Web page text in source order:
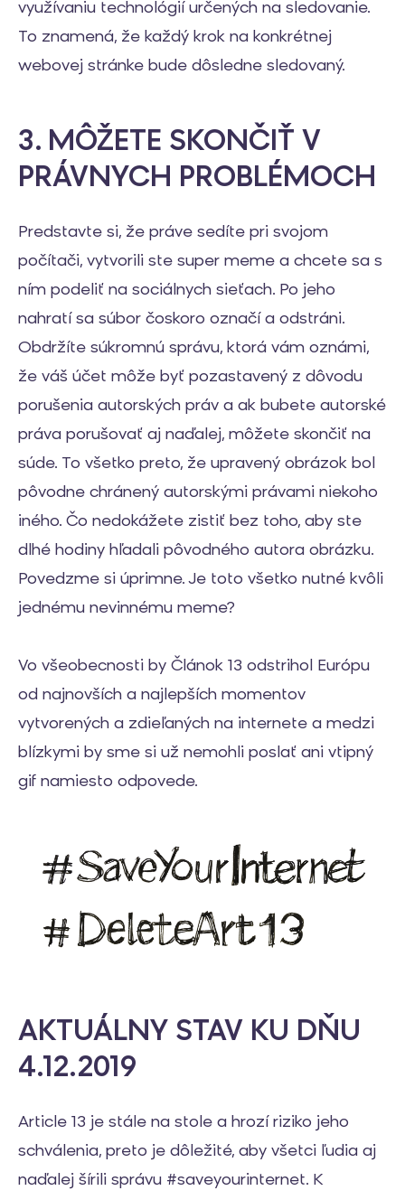
využívaniu technológií určených na sledovanie.
To znamená, že každý krok na konkrétnej
webovej stránke bude dôsledne sledovaný.
3. MÔŽETE SKONČIŤ V
PRÁVNYCH PROBLÉMOCH
Predstavte si, že práve sedíte pri svojom
počítači, vytvorili ste super meme a chcete sa s
ním podeliť na sociálnych sieťach. Po jeho
nahratí sa súbor čoskoro označí a odstráni.
Obdržíte súkromnú správu, ktorá vám oznámi,
že váš účet môže byť pozastavený z dôvodu
porušenia autorských práv a ak bubete autorské
práva porušovať aj naďalej, môžete skončiť na
súde. To všetko preto, že upravený obrázok bol
pôvodne chránený autorskými právami niekoho
iného. Čo nedokážete zistiť bez toho, aby ste
dlhé hodiny hľadali pôvodného autora obrázku.
Povedzme si úprimne. Je toto všetko nutné kvôli
jednému nevinnému meme?
Vo všeobecnosti by Článok 13 odstrihol Európu
od najnovších a najlepších momentov
vytvorených a zdieľaných na internete a medzi
blízkymi by sme si už nemohli poslať ani vtipný
gif namiesto odpovede.
AKTUÁLNY STAV KU DŇU
4.12.2019
Article 13 je stále na stole a hrozí riziko jeho
schválenia, preto je dôležité, aby všetci ľudia aj
naďalej šírili správu #saveyourinternet. K